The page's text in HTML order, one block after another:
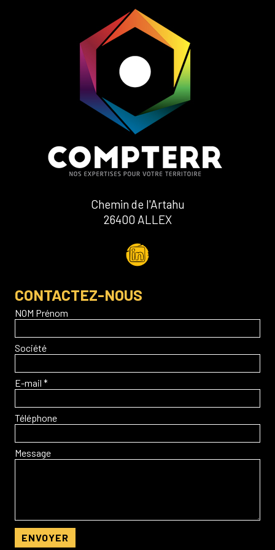
Chemin de l'Artahu
26400 ALLEX
CONTACTEZ-NOUS
NOM Prénom
Société
E-mail *
Téléphone
Message